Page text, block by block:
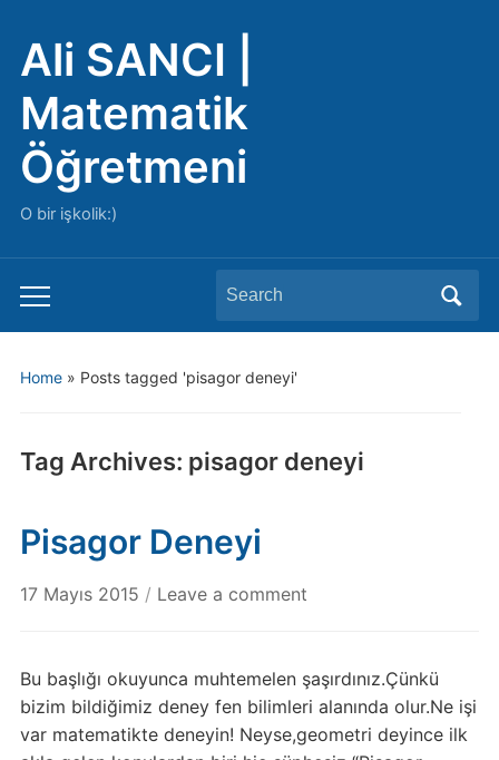
Ali SANCI |
Matematik
Öğretmeni
O bir işkolik:)
Toggle
mobile
Search
for:
Home» Posts tagged 'pisagor deneyi'
Tag Archives: pisagor deneyi
Pisagor Deneyi
17 Mayıs 2015 / Leave a comment
Bu başlığı okuyunca muhtemelen şaşırdınız.Çünkü
bizim bildiğimiz deney fen bilimleri alanında olur.Ne işi
var matematikte deneyin! Neyse,geometri deyince ilk